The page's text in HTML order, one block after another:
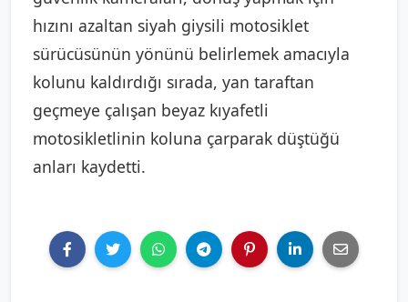
hızını azaltan siyah giysili motosiklet
sürücüsünün yönünü belirlemek amacıyla
kolunu kaldırdığı sırada, yan taraftan
geçmeye çalışan beyaz kıyafetli
motosikletlinin koluna çarparak düştüğü
anları kaydetti.